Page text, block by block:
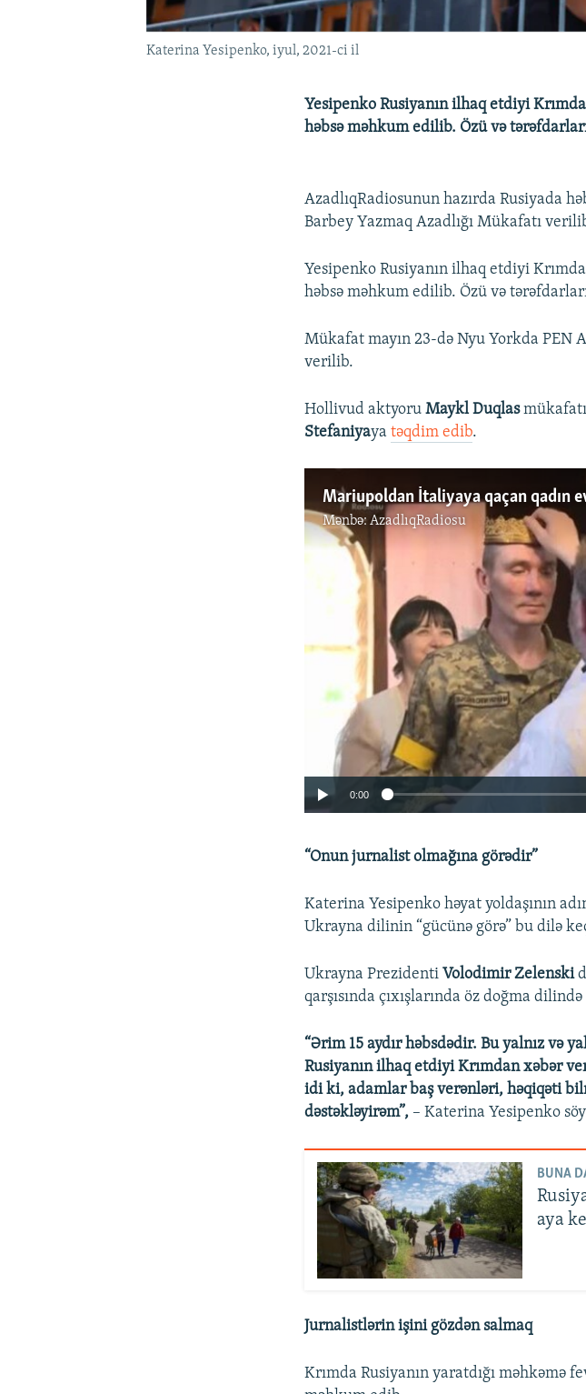
Katerina Yesipenko, iyul, 2021-ci il
Yesipenko Rusiyanın ilhaq etdiyi
həbsə məhkum edilib. Özü və
AzadlıqRadiosunun hazırda Rusiyada
Barbey Yazmaq Azadlığı Mükafatı
Yesipenko Rusiyanın ilhaq etdiyi
həbsə məhkum edilib. Özü və
Mükafat mayın 23-də Nyu Yorkda
verilib.
Hollivud aktyoruMaykl Duqlas
Stefaniyayatəqdim edib.
Mənbə:AzadlıqRadiosu
720p
No media
0:00
“Onun jurnalist olmağına görədir”
Katerina Yesipenko həyat yoldaşının
Ukrayna dilinin “gücünə görə” bu dilə
Ukrayna PrezidentiVolodimir Zelenski
qarşısında çıxışlarında öz doğma dilində
“Ərim 15 aydır həbsdədir. Bu yalnız və
Rusiyanın ilhaq etdiyi Krımdan xəbər
idi ki, adamlar baş verənləri, həqiqəti
dəstəkləyirəm”, – Katerina Yesipenko
BUNA
aya
Jurnalistlərin işini gözdən salmaq
Krımda Rusiyanın yaratdığı məhkəmə